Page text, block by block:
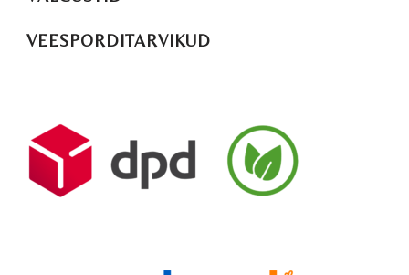
VEESPORDITARVIKUD